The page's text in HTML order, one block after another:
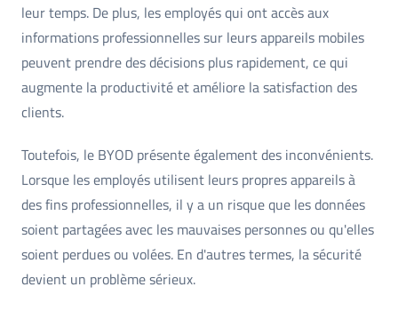
leur temps. De plus, les employés qui ont accès aux
informations professionnelles sur leurs appareils mobiles
peuvent prendre des décisions plus rapidement, ce qui
augmente la productivité et améliore la satisfaction des
clients.
Toutefois, le BYOD présente également des inconvénients.
Lorsque les employés utilisent leurs propres appareils à
des fins professionnelles, il y a un risque que les données
soient partagées avec les mauvaises personnes ou qu'elles
soient perdues ou volées. En d'autres termes, la sécurité
devient un problème sérieux.